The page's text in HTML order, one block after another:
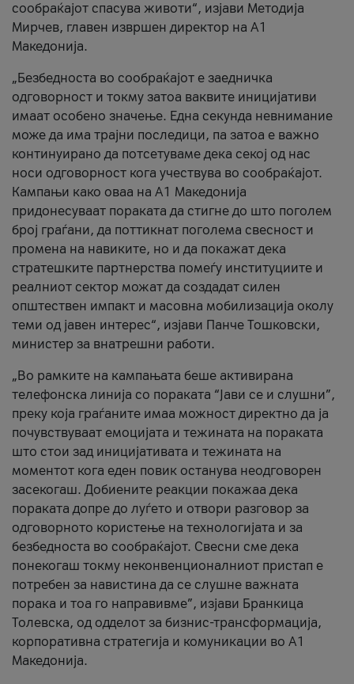
сообраќајот спасува животи“, изјави Методија
Мирчев, главен извршен директор на А1
Македонија.
„Безбедноста во сообраќајот е заедничка
одговорност и токму затоа ваквите иницијативи
имаат особено значење. Една секунда невнимание
може да има трајни последици, па затоа е важно
континуирано да потсетуваме дека секој од нас
носи одговорност кога учествува во сообраќајот.
Кампањи како оваа на A1 Македонија
придонесуваат пораката да стигне до што поголем
број граѓани, да поттикнат поголема свесност и
промена на навиките, но и да покажат дека
стратешките партнерства помеѓу институциите и
реалниот сектор можат да создадат силен
општествен импакт и масовна мобилизација околу
теми од јавен интерес“, изјави Панче Тошковски,
министер за внатрешни работи.
„Во рамките на кампањата беше активирана
телефонска линија со пораката “Јави се и слушни”,
преку која граѓаните имаа можност директно да ја
почувствуваат емоцијата и тежината на пораката
што стои зад иницијативата и тежината на
моментот кога еден повик останува неодговорен
засекогаш. Добиените реакции покажаа дека
пораката допре до луѓето и отвори разговор за
одговорното користење на технологијата и за
безбедноста во сообраќајот. Свесни сме дека
понекогаш токму неконвенционалниот пристап е
потребен за навистина да се слушне важната
порака и тоа го направивме”, изјави Бранкица
Толевска, од одделот за бизнис-трансформација,
корпоративна стратегија и комуникации во А1
Македонија.